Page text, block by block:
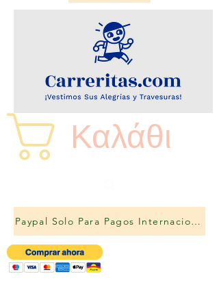
Καλάθι
Paypal Solo Para Pagos Internacionales